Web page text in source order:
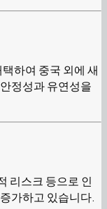
하여 중국 외에 새
정성과 유연성을
리스크 등으로 인
가하고 있습니다.